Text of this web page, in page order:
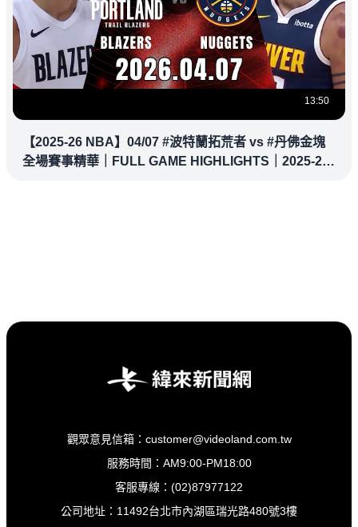
13:50
【2025-26 NBA】04/07 #波特蘭拓荒者 vs #丹佛金塊
全場賽事精華｜FULL GAME HIGHLIGHTS｜2025-26
觀眾意見信箱：customer@videoland.com.tw
服務時間：AM9:00-PM18:00
客服專線：(02)87977122
公司地址：11492台北市內湖區瑞光路480號3樓